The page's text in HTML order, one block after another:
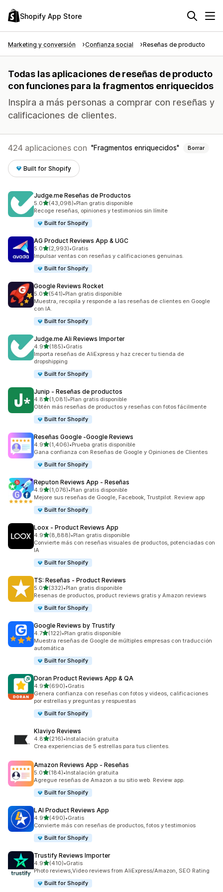
Shopify App Store
Marketing y conversión Confianza social Reseñas de producto
Todas las aplicaciones de reseñas de producto
con funciones para la fragmentos enriquecidos
Inspira a más personas a comprar con reseñas y
calificaciones de clientes.
424 aplicaciones con Fragmentos enriquecidos Borrar
Built for Shopify
Judge.me Reseñas de Productos
5.0de 5 estrellas
(43,098)
43098 reseñas en total
•Plan gratis disponible
Recoge reseñas, opiniones y testimonios sin límite
Built for Shopify
AG Product Reviews App & UGC
5.0de 5 estrellas
(2,993)
2993 reseñas en total
•Gratis
Impulsar ventas con reseñas y calificaciones genuinas.
Built for Shopify
Google Reviews Rocket
5.0de 5 estrellas
(541)
541 reseñas en total
•Plan gratis disponible
Muestra, recopila y responde a las reseñas de clientes en Google
con IA.
Built for Shopify
Judge.me Ali Reviews Importer
4.9de 5 estrellas
(185)
185 reseñas en total
•Gratis
Importa reseñas de AliExpress y haz crecer tu tienda de
dropshipping
Built for Shopify
Junip ‑ Reseñas de productos
4.8de 5 estrellas
(1,081)
1081 reseñas en total
•Plan gratis disponible
Obtén más reseñas de productos y reseñas con fotos fácilmente
Built for Shopify
Reseñas Google ‑Google Reviews
4.9de 5 estrellas
(1,406)
1406 reseñas en total
•Prueba gratis disponible
Gana confianza con Reseñas de Google y Opiniones de Clientes
Built for Shopify
Reputon Reviews App ‑ Reseñas
4.9de 5 estrellas
(1,076)
1076 reseñas en total
•Plan gratis disponible
Mejore sus reseñas de Google, Facebook, Trustpilot. Review app
Built for Shopify
Loox ‑ Product Reviews App
4.9de 5 estrellas
(8,888)
8888 reseñas en total
•Plan gratis disponible
Convierte más con reseñas visuales de productos, potenciadas con
IA
Built for Shopify
TS: Reseñas ‑ Product Reviews
5.0de 5 estrellas
(332)
332 reseñas en total
•Plan gratis disponible
Resenas de productos, product reviews gratis y Amazon reviews
Built for Shopify
Google Reviews by Trustify
4.7de 5 estrellas
(122)
122 reseñas en total
•Plan gratis disponible
Muestra reseñas de Google de múltiples empresas con traducción
automática
Built for Shopify
Doran Product Reviews App & QA
4.9de 5 estrellas
(690)
690 reseñas en total
•Gratis
Genera confianza con reseñas con fotos y videos, calificaciones
por estrellas y preguntas y respuestas
Built for Shopify
Klaviyo Reviews
4.8de 5 estrellas
(216)
216 reseñas en total
•Instalación gratuita
Crea experiencias de 5 estrellas para tus clientes.
Amazon Reviews App ‑ Reseñas
5.0de 5 estrellas
(184)
184 reseñas en total
•Instalación gratuita
Agregue reseñas de Amazon a su sitio web. Review app.
Built for Shopify
LAI Product Reviews App
4.9de 5 estrellas
(490)
490 reseñas en total
•Gratis
Convierte más con reseñas de productos, fotos y testimonios
Built for Shopify
Trustify Reviews Importer
4.9de 5 estrellas
(410)
410 reseñas en total
•Gratis
Photo reviews,Video reviews from AliExpress/Amazon, SEO Rating
Built for Shopify